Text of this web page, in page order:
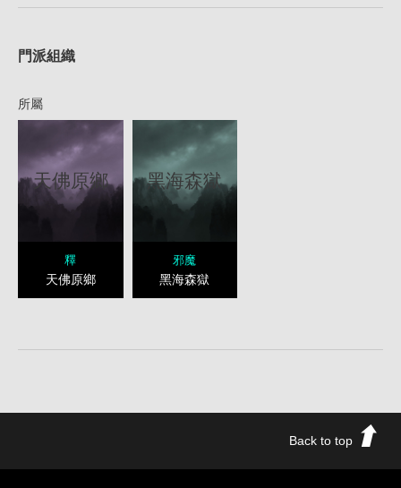
門派組織
所屬
天佛原鄉
釋
天佛原鄉
黑海森獄
邪魔
黑海森獄
Back to top